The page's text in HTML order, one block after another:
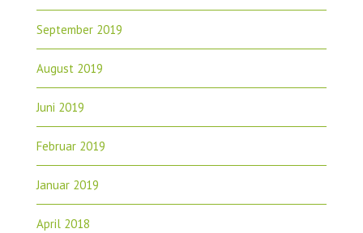
September 2019
August 2019
Juni 2019
Februar 2019
Januar 2019
April 2018